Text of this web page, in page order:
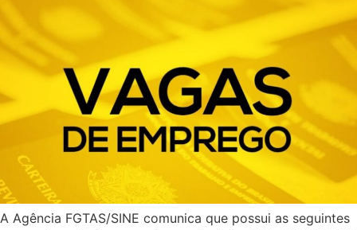
A Agência FGTAS/SINE comunica que possui as seguintes